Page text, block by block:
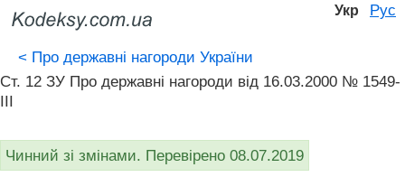
Укр Рус
< Про державні нагороди України
Ст. 12 ЗУ Про державні нагороди від 16.03.2000 № 1549-
III
Чинний зі змінами. Перевірено 08.07.2019